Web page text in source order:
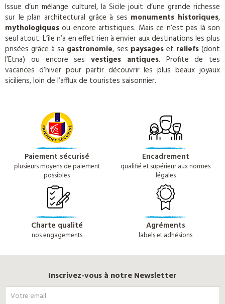
Issue d’un mélange culturel, la Sicile jouit d’une grande richesse
sur le plan architectural grâce à ses monuments historiques,
mythologiques ou encore artistiques. Mais ce n’est pas là son
seul atout. L’île n’a en effet rien à envier aux destinations les plus
prisées grâce à sa gastronomie, ses paysageset reliefs(dont
l’Etna) ou encore ses vestiges antiques. Profite de tes
vacances d’hiver pour partir découvrir les plus beaux joyaux
siciliens, loin de l’afflux de touristes saisonnier.
Paiement sécurisé
plusieurs moyens de paiement
possibles
Encadrement
qualifié et supérieur aux normes
légales
Charte qualité
nos engagements
Agréments
labels et adhésions
Inscrivez-vous à notre Newsletter